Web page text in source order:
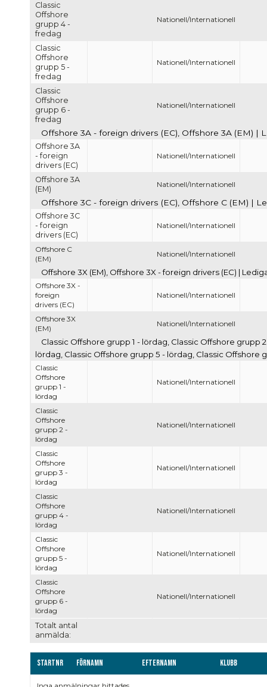
Totalt antal
anmälda:
Classic
Offshore
grupp 4 -
fredag
Nationell/Internationell
Classic
Offshore
grupp 5 -
fredag
Nationell/Internationell
Classic
Offshore
grupp 6 -
fredag
Nationell/Internationell
Offshore 3A - foreign drivers (EC), Offshore 3A (EM) |
Offshore 3A
- foreign
drivers (EC)
Nationell/Internationell
Offshore 3A
(EM)
Nationell/Internationell
Offshore 3C - foreign drivers (EC), Offshore C (EM) |
Offshore 3C
- foreign
drivers (EC)
Nationell/Internationell
Offshore C
(EM)
Nationell/Internationell
Offshore 3X (EM), Offshore 3X - foreign drivers (EC) |
Offshore 3X -
foreign
drivers (EC)
Nationell/Internationell
Offshore 3X
(EM)
Nationell/Internationell
Classic Offshore grupp 1 - lördag, Classic Offshore grupp
lördag, Classic Offshore grupp 5 - lördag, Classic Offshore
Classic
Offshore
grupp 1 -
lördag
Nationell/Internationell
Classic
Offshore
grupp 2 -
lördag
Nationell/Internationell
Classic
Offshore
grupp 3 -
lördag
Nationell/Internationell
Classic
Offshore
grupp 4 -
lördag
Nationell/Internationell
Classic
Offshore
grupp 5 -
lördag
Nationell/Internationell
Classic
Offshore
grupp 6 -
lördag
Nationell/Internationell
Startnr Förnamn Efternamn Klubb